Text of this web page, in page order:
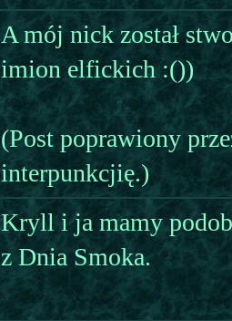
A mój nick został
imion elfickich :())
(Post poprawiony
interpunkcjię.)
Kryll i ja mamy
z Dnia Smoka.